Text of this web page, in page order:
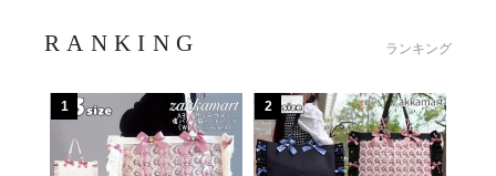
RANKING ランキング
1 2